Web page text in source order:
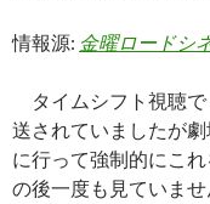
情報源: 金曜ロードシ
タイムシフト視聴で
送されていましたが
に行って強制的にこ
の後一度も見ていま